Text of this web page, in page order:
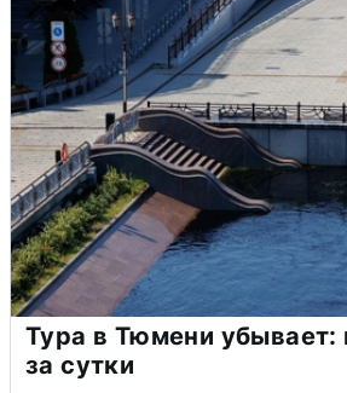
Тура в Тюмени убывает:
за сутки